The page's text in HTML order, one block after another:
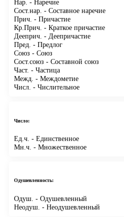
Нар. - Наречие
Сост.нар. - Составное наречие
Прич. - Причастие
Кр.Прич. - Краткое причастие
Дееприч. - Деепричастие
Пред. - Предлог
Союз - Союз
Сост.союз - Составной союз
Част. - Частица
Межд. - Междометие
Числ. - Числительное
Число:
Ед.ч. - Единственное
Мн.ч. - Множественное
Одушевленность:
Одуш. - Одушевленный
Неодуш. - Неодушевленный